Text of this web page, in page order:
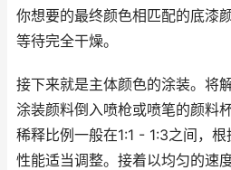
你想要的最终颜色相匹配的底漆
等待完全干燥。
接下来就是主体颜色的涂装。将
涂装颜料倒入喷枪或喷笔的颜料
稀释比例一般在1:1 - 1:3之间，
性能适当调整。接着以均匀的速